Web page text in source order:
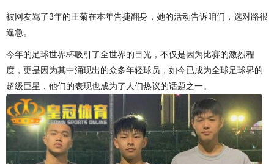
被网友骂了3年的王菊在本年告捷翻身，她的活动告诉咱们，选对路很
遑急。
今年的足球世界杯吸引了全世界的目光，不仅是因为比赛的激烈程
度，更是因为其中涌现出的众多年轻球员，如今已成为全球足球界的
超级巨星，他们的表现也成为了人们热议的话题之一。